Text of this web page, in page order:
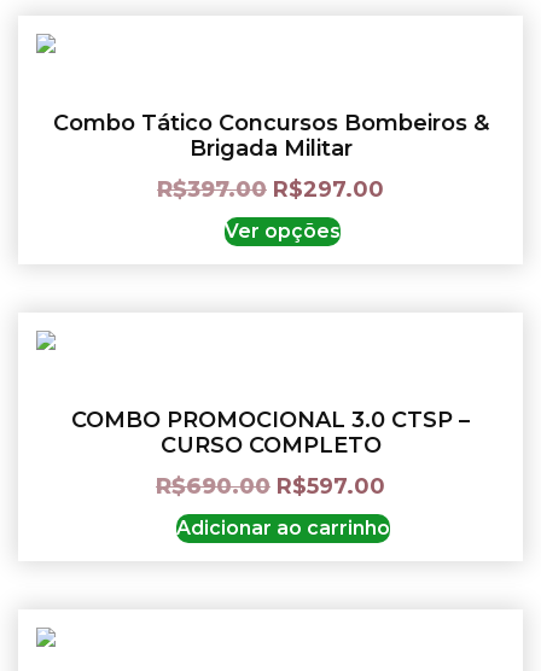
Combo Tático Concursos Bombeiros &
Brigada Militar
R$397.00 R$297.00
Ver opções
COMBO PROMOCIONAL 3.0 CTSP –
CURSO COMPLETO
R$690.00 R$597.00
Adicionar ao carrinho